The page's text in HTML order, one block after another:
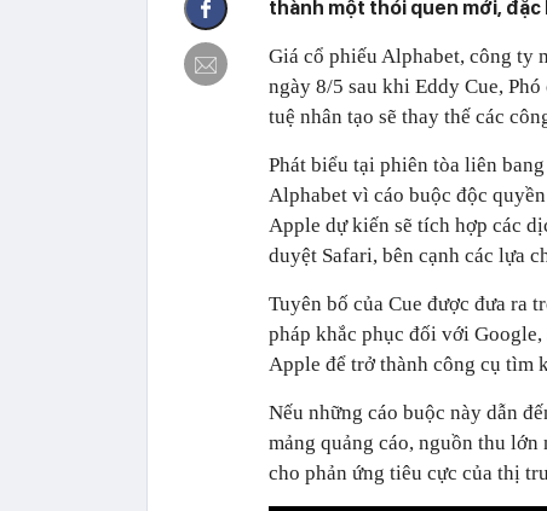
thành một thói quen mới,
Giá cổ phiếu Alphabet, công ty
ngày 8/5 sau khi Eddy Cue,
tuệ nhân tạo sẽ thay thế các
Phát biểu tại phiên tòa liên
Alphabet vì cáo buộc độc
Apple dự kiến sẽ tích hợp các
duyệt Safari, bên cạnh các lựa
Tuyên bố của Cue được đưa ra
pháp khắc phục đối với
Apple để trở thành công cụ tìm
Nếu những cáo buộc này dẫn
mảng quảng cáo, nguồn thu
cho phản ứng tiêu cực của thị